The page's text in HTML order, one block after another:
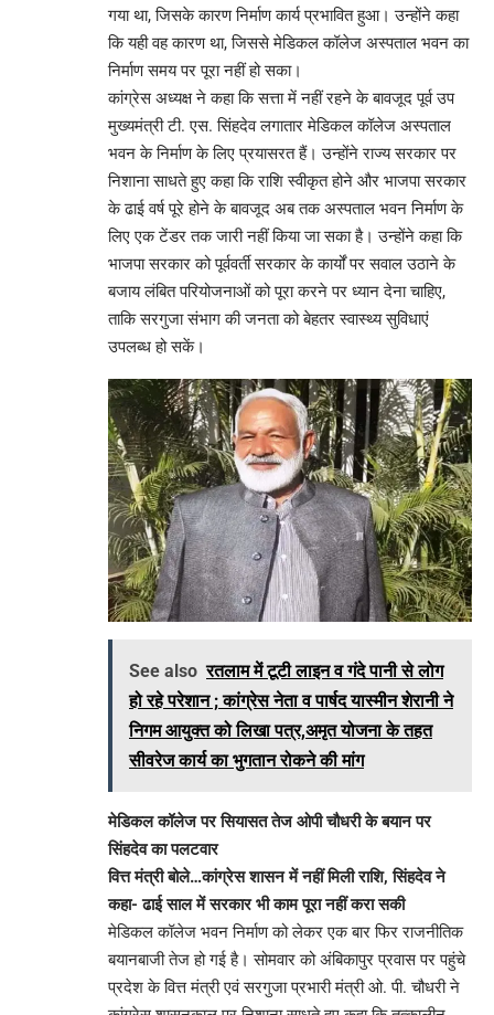
गया था, जिसके कारण निर्माण कार्य प्रभावित हुआ। उन्होंने कहा
कि यही वह कारण था, जिससे मेडिकल कॉलेज अस्पताल भवन का
निर्माण समय पर पूरा नहीं हो सका।
कांग्रेस अध्यक्ष ने कहा कि सत्ता में नहीं रहने के बावजूद पूर्व उप
मुख्यमंत्री टी. एस. सिंहदेव लगातार मेडिकल कॉलेज अस्पताल
भवन के निर्माण के लिए प्रयासरत हैं। उन्होंने राज्य सरकार पर
निशाना साधते हुए कहा कि राशि स्वीकृत होने और भाजपा सरकार
के ढाई वर्ष पूरे होने के बावजूद अब तक अस्पताल भवन निर्माण के
लिए एक टेंडर तक जारी नहीं किया जा सका है। उन्होंने कहा कि
भाजपा सरकार को पूर्ववर्ती सरकार के कार्यों पर सवाल उठाने के
बजाय लंबित परियोजनाओं को पूरा करने पर ध्यान देना चाहिए,
ताकि सरगुजा संभाग की जनता को बेहतर स्वास्थ्य सुविधाएं
उपलब्ध हो सकें।
See also रतलाम में टूटी लाइन व गंदे पानी से लोग
हो रहे परेशान ; कांग्रेस नेता व पार्षद यास्मीन शेरानी ने
निगम आयुक्त को लिखा पत्र,अमृत योजना के तहत
सीवरेज कार्य का भुगतान रोकने की मांग
मेडिकल कॉलेज पर सियासत तेज ओपी चौधरी के बयान पर
सिंहदेव का पलटवार
वित्त मंत्री बोले…कांग्रेस शासन में नहीं मिली राशि, सिंहदेव ने
कहा- ढाई साल में सरकार भी काम पूरा नहीं करा सकी
मेडिकल कॉलेज भवन निर्माण को लेकर एक बार फिर राजनीतिक
बयानबाजी तेज हो गई है। सोमवार को अंबिकापुर प्रवास पर पहुंचे
प्रदेश के वित्त मंत्री एवं सरगुजा प्रभारी मंत्री ओ. पी. चौधरी ने